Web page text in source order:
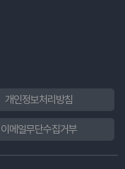
개인정보처리방침
이메일무단수집거부